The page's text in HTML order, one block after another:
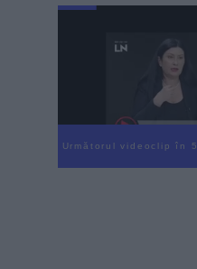
Următorul videoclip în 4